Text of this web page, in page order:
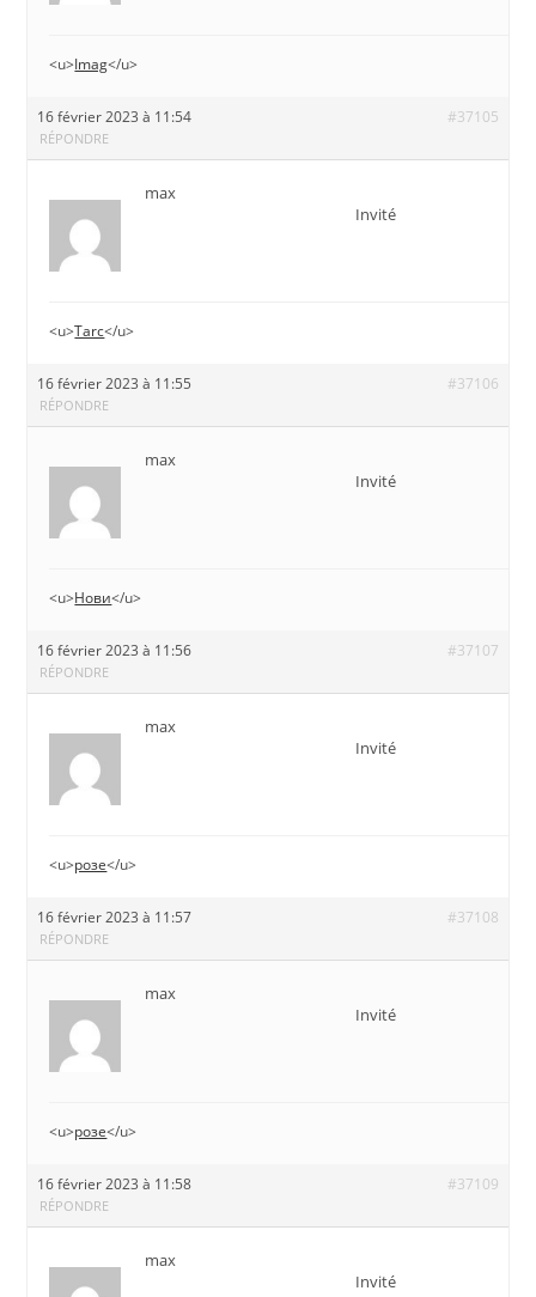
<u>Imag</u>
16 février 2023 à 11:54 #37105
RÉPONDRE
max
Invité
<u>Tarc</u>
16 février 2023 à 11:55 #37106
RÉPONDRE
max
Invité
<u>Нови</u>
16 février 2023 à 11:56 #37107
RÉPONDRE
max
Invité
<u>розе</u>
16 février 2023 à 11:57 #37108
RÉPONDRE
max
Invité
<u>розе</u>
16 février 2023 à 11:58 #37109
RÉPONDRE
max
Invité